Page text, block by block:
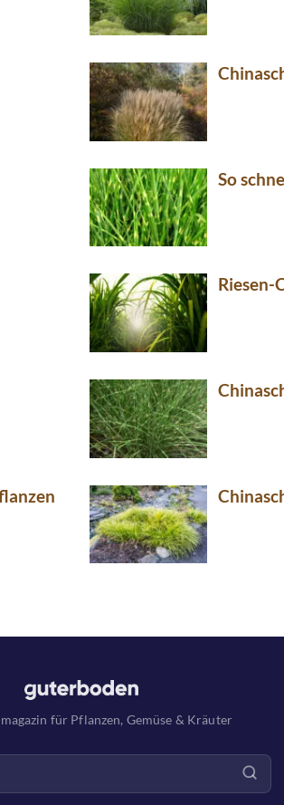
So
Riesen-
für Pflanzen, Gemüse & Kräuter